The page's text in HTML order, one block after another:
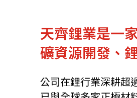
香港家族辦公室
天齊鋰業是一
礦資源開發、
公司在鋰行業深耕超